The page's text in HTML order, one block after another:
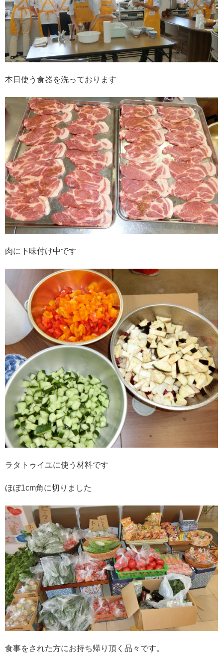
本日使う食器を洗っております
肉に下味付け中です
ラタトゥイユに使う材料です
ほぼ1cm角に切りました
食事をされた方にお持ち帰り頂く品々です。